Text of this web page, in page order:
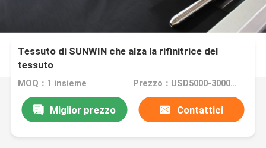
Tessuto di SUNWIN che alza la rifinitrice del
tessuto
MOQ：1 insieme Prezzo：USD5000-300000
Miglior prezzo Contattici